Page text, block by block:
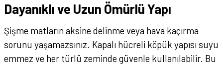
Dayanıklı ve Uzun Ömürlü Yapı
Şişme matların aksine delinme veya hava kaçırma
sorunu yaşamazsınız. Kapalı hücreli köpük yapısı suyu
emmez ve her türlü zeminde güvenle kullanılabilir. Bu